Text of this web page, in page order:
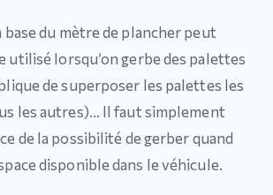
base du mètre de plancher peut
utilisé lorsqu’on gerbe des palettes
de superposer les palettes les
les autres)… Il faut simplement
de la possibilité de gerber quand
disponible dans le véhicule.